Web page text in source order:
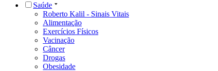
Saúde
Roberto Kalil - Sinais Vitais
Alimentação
Exercícios Físicos
Vacinação
Câncer
Drogas
Obesidade